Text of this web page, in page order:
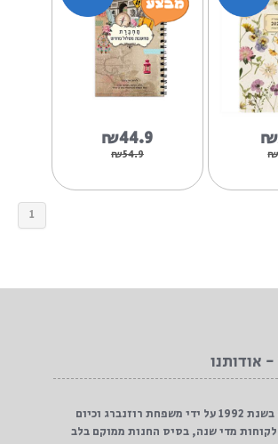
₪49.9
1
אודותנו
החנות הוקמה בשנת 1992 על ידי משפחת רוזנברג וכיום
מדי שנה, בסיס החנות ממוקם בלב